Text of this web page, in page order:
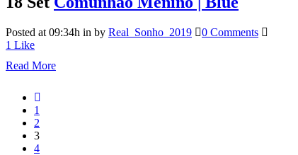
Posted at 09:34h in by Real_Sonho_2019
0 Comments
1 Like
Read More
1
2
3
4